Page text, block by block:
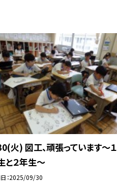
火) 図工、頑張っています～１
と２年生～
2025/09/30